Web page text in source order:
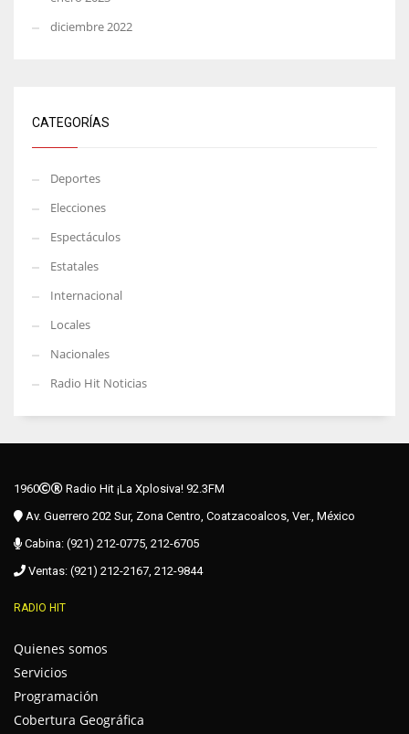
diciembre 2022
CATEGORÍAS
Deportes
Elecciones
Espectáculos
Estatales
Internacional
Locales
Nacionales
Radio Hit Noticias
1960
Radio Hit ¡La Xplosiva! 92.3FM
Av. Guerrero 202 Sur, Zona Centro, Coatzacoalcos, Ver., México
Cabina: (921) 212-0775, 212-6705
Ventas: (921) 212-2167, 212-9844
RADIO HIT
Quienes somos
Servicios
Programación
Cobertura Geográfica